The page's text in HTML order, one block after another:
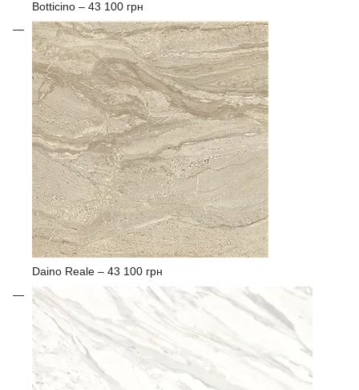
Botticino – 43 100 грн
Daino Reale – 43 100 грн